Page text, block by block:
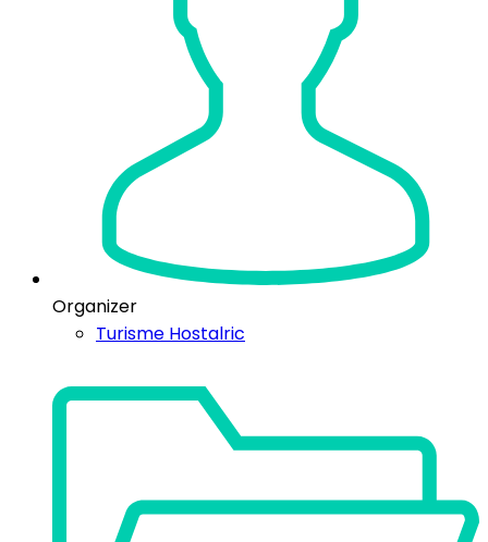
Organizer
Turisme Hostalric